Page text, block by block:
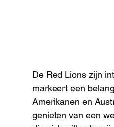
De Red Lions zijn
markeert een
Amerikanen en
genieten van een